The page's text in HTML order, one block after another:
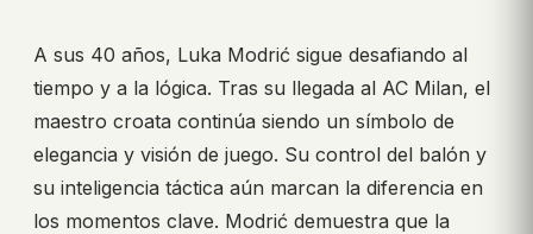
A sus 40 años, Luka Modrić sigue desafiando al
tiempo y a la lógica. Tras su llegada al AC Milan, el
maestro croata continúa siendo un símbolo de
elegancia y visión de juego. Su control del balón y
su inteligencia táctica aún marcan la diferencia en
los momentos clave. Modrić demuestra que la